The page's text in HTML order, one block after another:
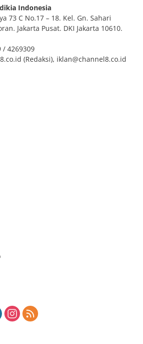
Indonesia
73 C No.17 – 18. Kel. Gn. Sahari
Jakarta Pusat. DKI Jakarta 10610.
/ 4269309
(Redaksi), iklan@channel8.co.id